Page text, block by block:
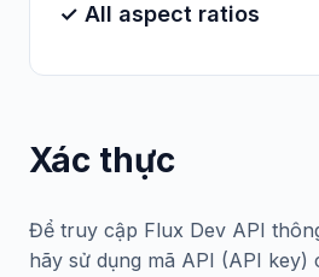
✓ All aspect ratios
Xác thực
Để truy cập Flux Dev API
hãy sử dụng mã API (API key)